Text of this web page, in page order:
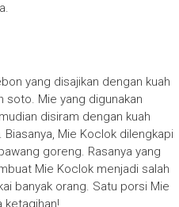
yang disajikan dengan kuah
soto. Mie yang digunakan
disiram dengan kuah
Mie Koclok dilengkapi
goreng. Rasanya yang
Mie Koclok menjadi salah
banyak orang. Satu porsi Mie
ketagihan!